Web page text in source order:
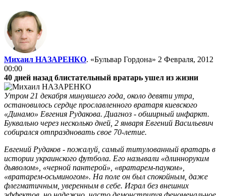
Михаил НАЗАРЕНКО. «Бульвар Гордона» 2 Февраля, 2012
00:00
40 дней назад блистательный вратарь ушел из жизни
Утром 21 декабря минувшего года, около девяти утра,
остановилось сердце прославленного вратаря киевского
«Динамо» Евгения Рудакова. Диагноз - обширный инфаркт.
Буквально через несколько дней, 2 января Евгений Васильевич
собирался отпраздновать свое 70-летие.
Евгений Рудаков - пожалуй, самый титулованный вратарь в
истории украинского футбола. Его называли «длинноруким
дьяволом», «черной пантерой», «вратарем-пауком»,
«вратарем-осьминогом». На поле он был спокойным, даже
флегматичным, уверенным в себе. Играл без внешних